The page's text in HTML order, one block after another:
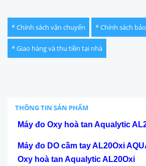
* Chính sách vận chuyển * Chính sách
* Giao hàng và thu tiền tại nhà
THÔNG TIN SẢN PHẨM
Máy đo Oxy hoà tan Aqualytic
Máy đo DO cầm tay AL20Oxi
Oxy hoà tan Aqualytic AL20Oxi